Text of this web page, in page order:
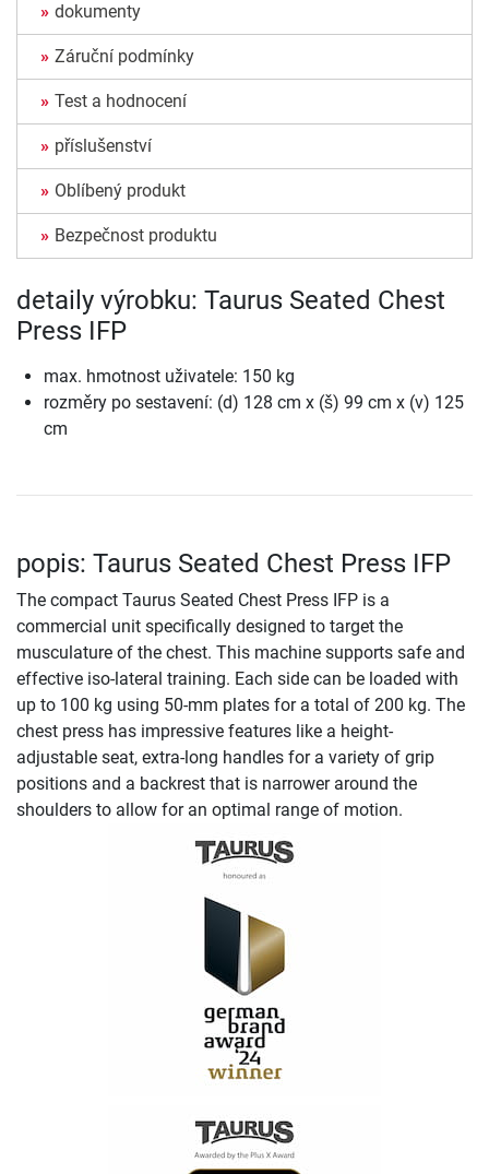
dokumenty
Záruční podmínky
Test a hodnocení
příslušenství
Oblíbený produkt
Bezpečnost produktu
detaily výrobku: Taurus Seated Chest
Press IFP
max. hmotnost uživatele: 150 kg
rozměry po sestavení: (d) 128 cm x (š) 99 cm x (v) 125
cm
popis: Taurus Seated Chest Press IFP
The compact Taurus Seated Chest Press IFP is a
commercial unit specifically designed to target the
musculature of the chest. This machine supports safe and
effective iso-lateral training. Each side can be loaded with
up to 100 kg using 50-mm plates for a total of 200 kg. The
chest press has impressive features like a height-
adjustable seat, extra-long handles for a variety of grip
positions and a backrest that is narrower around the
shoulders to allow for an optimal range of motion.